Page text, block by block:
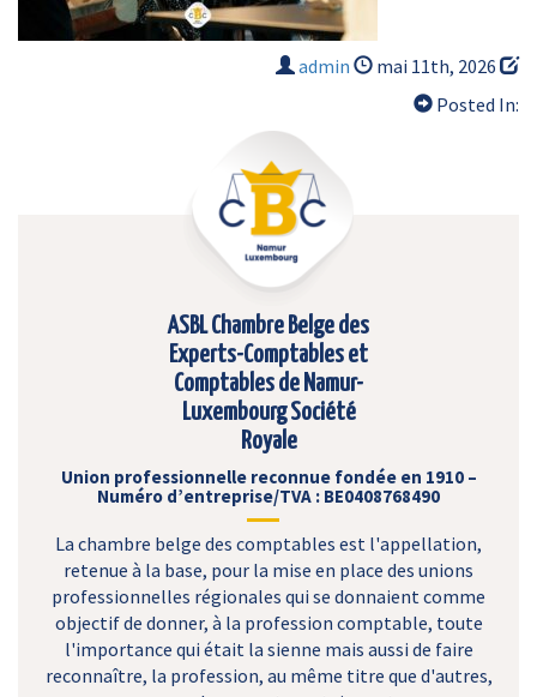
admin
mai 11th, 2026
Posted In:
ASBL Chambre Belge des
Experts-Comptables et
Comptables de Namur-
Luxembourg Société
Royale
Union professionnelle reconnue fondée en 1910 –
Numéro d’entreprise/TVA : BE0408768490
La chambre belge des comptables est l'appellation,
retenue à la base, pour la mise en place des unions
professionnelles régionales qui se donnaient comme
objectif de donner, à la profession comptable, toute
l'importance qui était la sienne mais aussi de faire
reconnaître, la profession, au même titre que d'autres,